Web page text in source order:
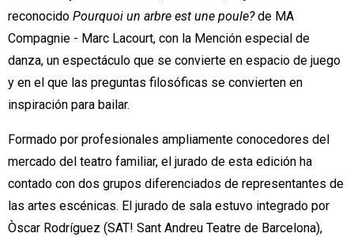
reconocido Pourquoi un arbre est une poule?de MA
Compagnie - Marc Lacourt, con la Mención especial de
danza, un espectáculo que se convierte en espacio de juego
y en el que las preguntas filosóficas se convierten en
inspiración para bailar.
Formado por profesionales ampliamente conocedores del
mercado del teatro familiar, el jurado de esta edición ha
contado con dos grupos diferenciados de representantes de
las artes escénicas. El jurado de sala estuvo integrado por
Òscar Rodríguez (SAT! Sant Andreu Teatre de Barcelona),